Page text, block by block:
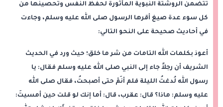
تتضمن الروشتة النبوية المأثورة لحفظ النفس وتحصينها من
كل سوء عدة صيغ أقرها الرسول صلى الله عليه وسلم، وجاءت
في أحاديث صحيحة على النحو التالي:
أعوذ بكلمات الله التامات من شر ما خلق؛ حيث ورد في الحديث
الشريف أن رجلاً جاء إلى النبي صلى الله عليه وسلم فقال: يا
رسول الله لُدغتُ الليلة فلم أنَمْ حتى أصبحتُ، فقال صلى الله
عليه وسلم: ماذا؟ قال: عقرب، قال: أما إنك لو قلت حين أمسيتَ: